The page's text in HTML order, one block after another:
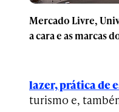
Mercado Livre,
a cara e as marcas
lazer, prática de
turismo e,